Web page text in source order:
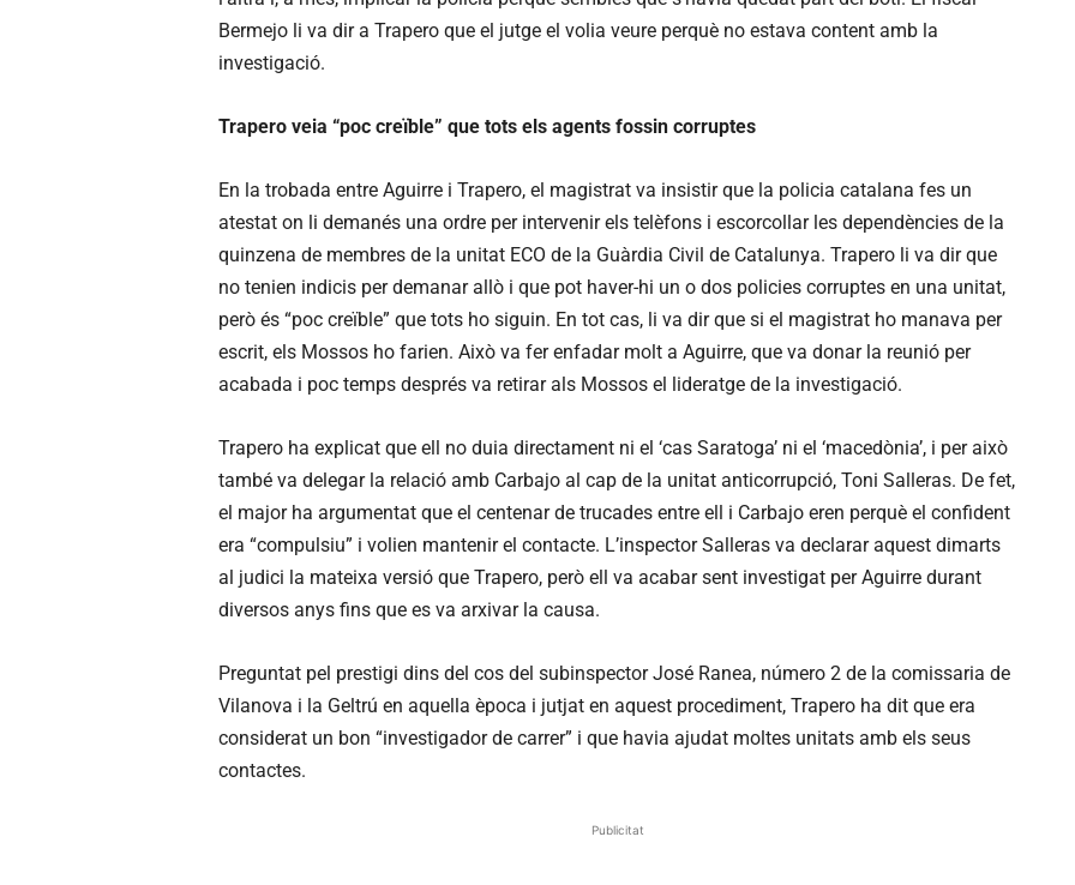
Bermejo li va dir a Trapero que el jutge el volia veure perquè no estava content amb la
investigació.
Trapero veia “poc creïble” que tots els agents fossin corruptes
En la trobada entre Aguirre i Trapero, el magistrat va insistir que la policia catalana fes un
atestat on li demanés una ordre per intervenir els telèfons i escorcollar les dependències de la
quinzena de membres de la unitat ECO de la Guàrdia Civil de Catalunya. Trapero li va dir que
no tenien indicis per demanar allò i que pot haver-hi un o dos policies corruptes en una unitat,
però és “poc creïble” que tots ho siguin. En tot cas, li va dir que si el magistrat ho manava per
escrit, els Mossos ho farien. Això va fer enfadar molt a Aguirre, que va donar la reunió per
acabada i poc temps després va retirar als Mossos el lideratge de la investigació.
Trapero ha explicat que ell no duia directament ni el ‘cas Saratoga’ ni el ‘macedònia’, i per això
també va delegar la relació amb Carbajo al cap de la unitat anticorrupció, Toni Salleras. De fet,
el major ha argumentat que el centenar de trucades entre ell i Carbajo eren perquè el confident
era “compulsiu” i volien mantenir el contacte. L’inspector Salleras va declarar aquest dimarts
al judici la mateixa versió que Trapero, però ell va acabar sent investigat per Aguirre durant
diversos anys fins que es va arxivar la causa.
Preguntat pel prestigi dins del cos del subinspector José Ranea, número 2 de la comissaria de
Vilanova i la Geltrú en aquella època i jutjat en aquest procediment, Trapero ha dit que era
considerat un bon “investigador de carrer” i que havia ajudat moltes unitats amb els seus
contactes.
Publicitat